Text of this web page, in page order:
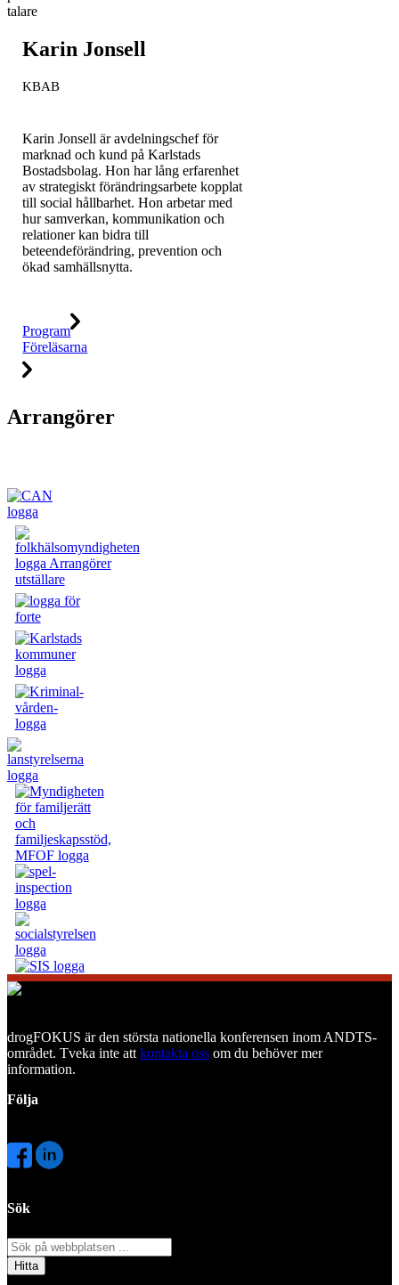
Karin Jonsell
KBAB
Karin Jonsell är avdelningschef för
marknad och kund på Karlstads
Bostadsbolag. Hon har lång erfarenhet
av strategiskt förändringsarbete kopplat
till social hållbarhet. Hon arbetar med
hur samverkan, kommunikation och
relationer kan bidra till
beteendeförändring, prevention och
ökad samhällsnytta.
Program
Föreläsarna
Arrangörer
drogFOKUS är den största nationella konferensen inom ANDTS-
området. Tveka inte att kontakta oss om du behöver mer
information.
Följa
Sök